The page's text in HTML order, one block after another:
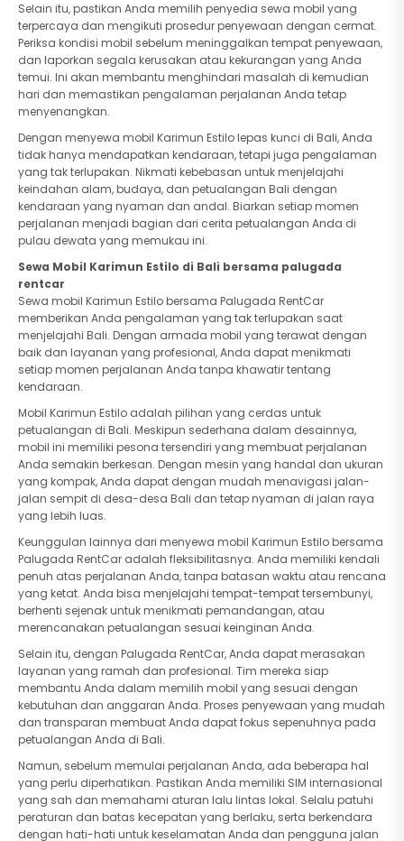
Selain itu, pastikan Anda memilih penyedia sewa mobil yang
terpercaya dan mengikuti prosedur penyewaan dengan cermat.
Periksa kondisi mobil sebelum meninggalkan tempat penyewaan,
dan laporkan segala kerusakan atau kekurangan yang Anda
temui. Ini akan membantu menghindari masalah di kemudian
hari dan memastikan pengalaman perjalanan Anda tetap
menyenangkan.
Dengan menyewa mobil Karimun Estilo lepas kunci di Bali, Anda
tidak hanya mendapatkan kendaraan, tetapi juga pengalaman
yang tak terlupakan. Nikmati kebebasan untuk menjelajahi
keindahan alam, budaya, dan petualangan Bali dengan
kendaraan yang nyaman dan andal. Biarkan setiap momen
perjalanan menjadi bagian dari cerita petualangan Anda di
pulau dewata yang memukau ini.
Sewa Mobil Karimun Estilo di Bali bersama palugada
rentcar
Sewa mobil Karimun Estilo bersama Palugada RentCar
memberikan Anda pengalaman yang tak terlupakan saat
menjelajahi Bali. Dengan armada mobil yang terawat dengan
baik dan layanan yang profesional, Anda dapat menikmati
setiap momen perjalanan Anda tanpa khawatir tentang
kendaraan.
Mobil Karimun Estilo adalah pilihan yang cerdas untuk
petualangan di Bali. Meskipun sederhana dalam desainnya,
mobil ini memiliki pesona tersendiri yang membuat perjalanan
Anda semakin berkesan. Dengan mesin yang handal dan ukuran
yang kompak, Anda dapat dengan mudah menavigasi jalan-
jalan sempit di desa-desa Bali dan tetap nyaman di jalan raya
yang lebih luas.
Keunggulan lainnya dari menyewa mobil Karimun Estilo bersama
Palugada RentCar adalah fleksibilitasnya. Anda memiliki kendali
penuh atas perjalanan Anda, tanpa batasan waktu atau rencana
yang ketat. Anda bisa menjelajahi tempat-tempat tersembunyi,
berhenti sejenak untuk menikmati pemandangan, atau
merencanakan petualangan sesuai keinginan Anda.
Selain itu, dengan Palugada RentCar, Anda dapat merasakan
layanan yang ramah dan profesional. Tim mereka siap
membantu Anda dalam memilih mobil yang sesuai dengan
kebutuhan dan anggaran Anda. Proses penyewaan yang mudah
dan transparan membuat Anda dapat fokus sepenuhnya pada
petualangan Anda di Bali.
Namun, sebelum memulai perjalanan Anda, ada beberapa hal
yang perlu diperhatikan. Pastikan Anda memiliki SIM internasional
yang sah dan memahami aturan lalu lintas lokal. Selalu patuhi
peraturan dan batas kecepatan yang berlaku, serta berkendara
dengan hati-hati untuk keselamatan Anda dan pengguna jalan